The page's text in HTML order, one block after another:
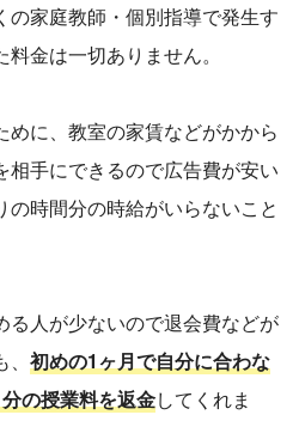
の家庭教師・個別指導で発生す
金は一切ありません。
めに、教室の家賃などがかから
相手にできるので広告費が安い
の時間分の時給がいらないこと
る人が少ないので退会費などが
初めの1ヶ月で自分に合わな
の授業料を返金してくれま